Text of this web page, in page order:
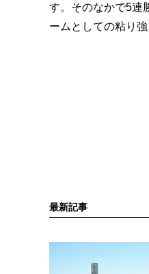
す。そのなかで5連
ームとしての粘り
最新記事